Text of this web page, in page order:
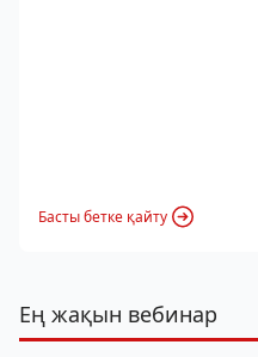
Басты бетке қайту
Ең жақын вебинар